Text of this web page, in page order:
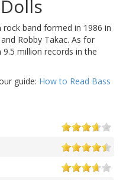
rock band formed in 1986 in
Robby Takac. As for
million records in the
guide: How to Read Bass